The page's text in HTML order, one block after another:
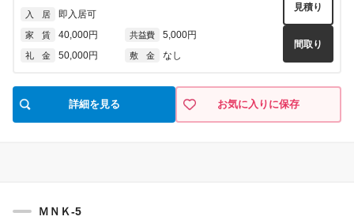
入 居 即入居可
家 賃 40,000円 共益費 5,000円
礼 金 50,000円 敷 金 なし
見積り
間取り
詳細を見る お気に入りに保存
ＭＮＫ-5